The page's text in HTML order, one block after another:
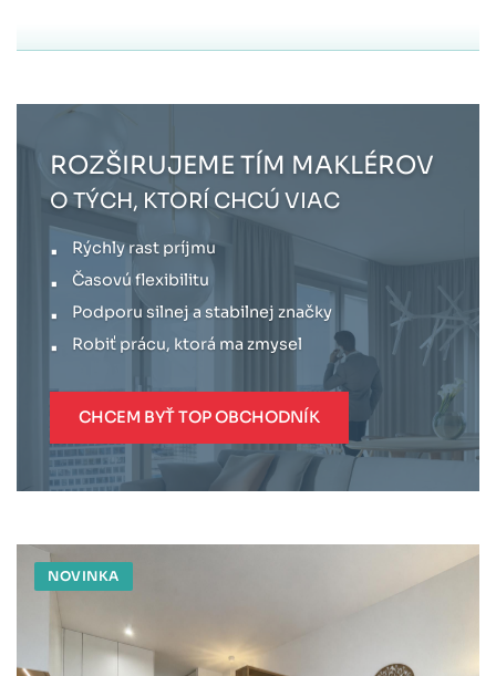
ROZŠIRUJEME TÍM MAKLÉROV
O TÝCH, KTORÍ CHCÚ VIAC
Rýchly rast príjmu
Časovú flexibilitu
Podporu silnej a stabilnej značky
Robiť prácu, ktorá ma zmysel
CHCEM BYŤ TOP OBCHODNÍK
NOVINKA